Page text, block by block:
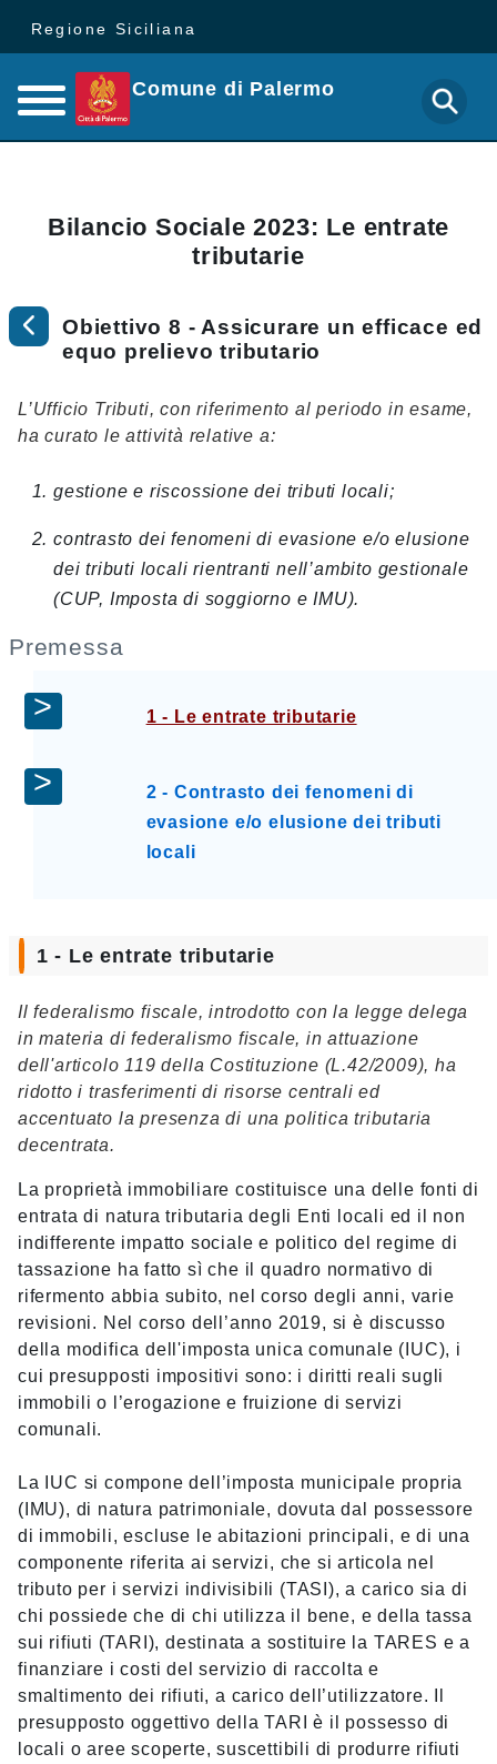
Regione Siciliana
Comune di Palermo
Bilancio Sociale 2023: Le entrate
tributarie
Obiettivo 8 - Assicurare un efficace ed
equo prelievo tributario
L’Ufficio Tributi, con riferimento al periodo in esame,
ha curato le attività relative a:
gestione e riscossione dei tributi locali;
contrasto dei fenomeni di evasione e/o elusione
dei tributi locali rientranti nell’ambito gestionale
(CUP, Imposta di soggiorno e IMU).
Premessa
1 - Le entrate tributarie
2 - Contrasto dei fenomeni di
evasione e/o elusione dei tributi
locali
1 - Le entrate tributarie
Il federalismo fiscale, introdotto con la legge delega
in materia di federalismo fiscale, in attuazione
dell'articolo 119 della Costituzione (L.42/2009), ha
ridotto i trasferimenti di risorse centrali ed
accentuato la presenza di una politica tributaria
decentrata.
La proprietà immobiliare costituisce una delle fonti di
entrata di natura tributaria degli Enti locali ed il non
indifferente impatto sociale e politico del regime di
tassazione ha fatto sì che il quadro normativo di
rifermento abbia subito, nel corso degli anni, varie
revisioni. Nel corso dell’anno 2019, si è discusso
della modifica dell'imposta unica comunale (IUC), i
cui presupposti impositivi sono: i diritti reali sugli
immobili o l’erogazione e fruizione di servizi
comunali.
La IUC si compone dell’imposta municipale propria
(IMU), di natura patrimoniale, dovuta dal possessore
di immobili, escluse le abitazioni principali, e di una
componente riferita ai servizi, che si articola nel
tributo per i servizi indivisibili (TASI), a carico sia di
chi possiede che di chi utilizza il bene, e della tassa
sui rifiuti (TARI), destinata a sostituire la TARES e a
finanziare i costi del servizio di raccolta e
smaltimento dei rifiuti, a carico dell’utilizzatore. Il
presupposto oggettivo della TARI è il possesso di
locali o aree scoperte, suscettibili di produrre rifiuti